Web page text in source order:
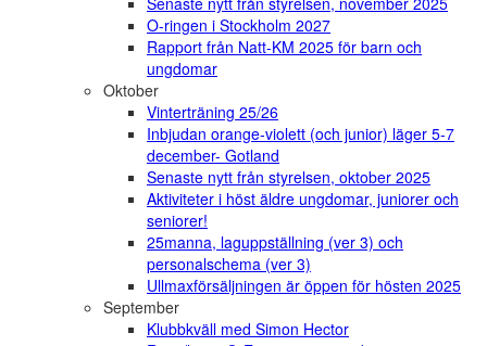
O-ringen i Stockholm 2027
Rapport från Natt-KM 2025 för barn och
ungdomar
Oktober
Vinterträning 25/26
Inbjudan orange-violett (och junior) läger 5-7
december- Gotland
Senaste nytt från styrelsen, oktober 2025
Aktiviteter i höst äldre ungdomar, juniorer och
seniorer!
25manna, laguppställning (ver 3) och
personalschema (ver 3)
Ullmaxförsäljningen är öppen för hösten 2025
September
Klubbkväll med Simon Hector